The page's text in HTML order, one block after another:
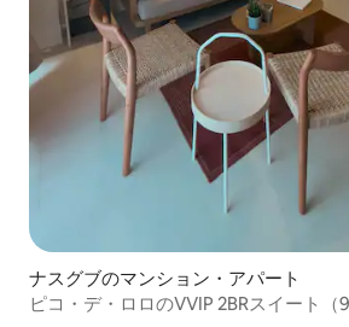
ナスグブのマンション・アパート
ピコ・デ・ロロのVVIP 2BRスイート（9